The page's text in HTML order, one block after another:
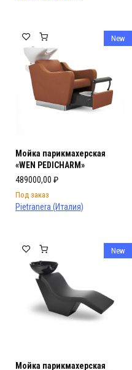
New
Мойка парикмахерская
«WEN PEDICHARM»
489000,00 ₽
Под заказ
Pietranera (Италия)
New
Мойка парикмахерская